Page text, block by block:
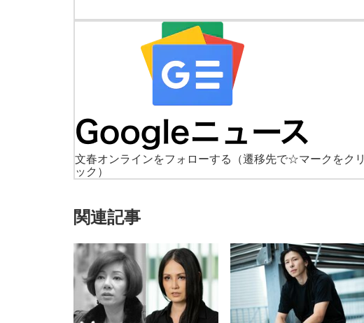
文春オンラインをフォローする
（遷移先で☆マークをクリ
ック）
関連記事